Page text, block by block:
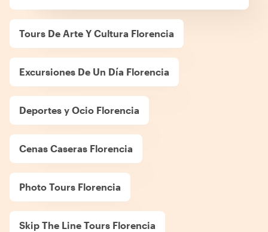
Tours De Arte Y Cultura Florencia
Excursiones De Un Día Florencia
Deportes y Ocio Florencia
Cenas Caseras Florencia
Photo Tours Florencia
Skip The Line Tours Florencia